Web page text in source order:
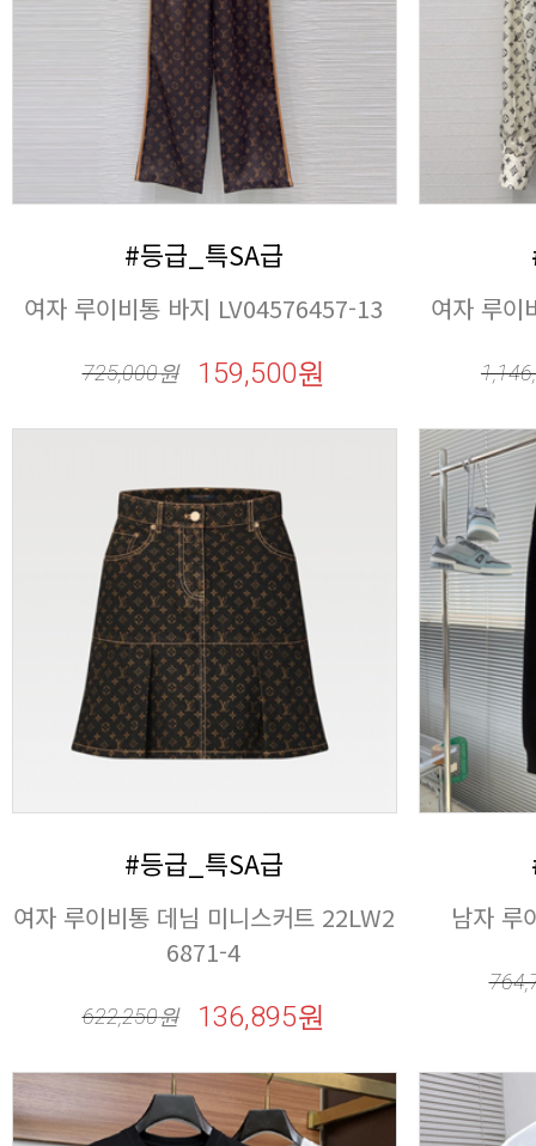
#등급_특SA급
여자 루이비통 바지 LV04576457-13
725,000원 159,500원
여자 루
#등급_특SA급
6871-4
622,250원 136,895원
남자 루